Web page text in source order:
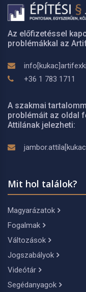
Az előfizetéssel
problémákkal az
+36 1 783 1711
A szakmai
problémáit az oldal
Attilának jelezheti:
Mit hol találok?
Magyarázatok
Fogalmak
Változások
Jogszabályok
Videótár
Segédanyagok